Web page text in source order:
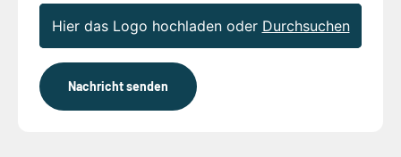
Hier das Logo hochladen oder Durchsuchen
Nachricht senden